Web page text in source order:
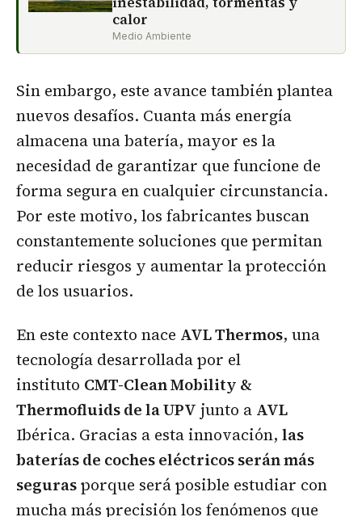
calor
Medio Ambiente
Sin embargo, este avance también plantea
nuevos desafíos. Cuanta más energía
almacena una batería, mayor es la
necesidad de garantizar que funcione de
forma segura en cualquier circunstancia.
Por este motivo, los fabricantes buscan
constantemente soluciones que permitan
reducir riesgos y aumentar la protección
de los usuarios.
En este contexto nace AVL Thermos, una
tecnología desarrollada por el
instituto CMT-Clean Mobility &
Thermofluids de la UPV junto a AVL
Ibérica. Gracias a esta innovación, las
baterías de coches eléctricos serán más
segurasporque será posible estudiar con
mucha más precisión los fenómenos que